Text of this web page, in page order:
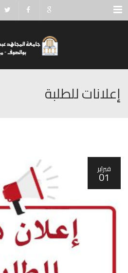
Menu
إعلانات للطلبة
فبراير
01